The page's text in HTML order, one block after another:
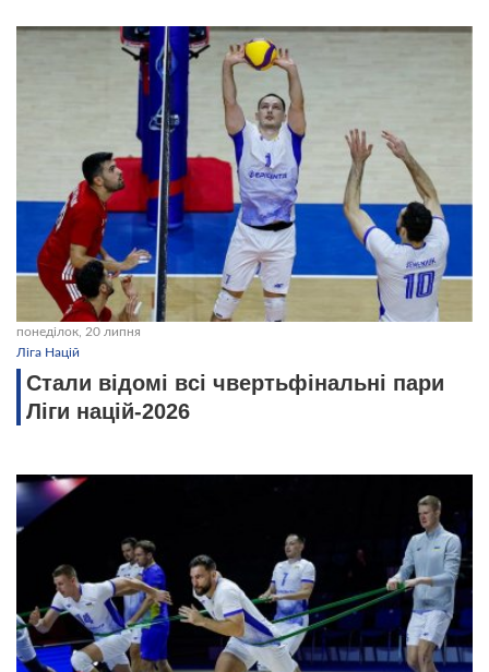
понеділок, 20 липня
Ліга Націй
Стали відомі всі чвертьфінальні пари
Ліги націй-2026